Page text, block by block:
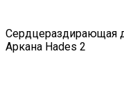
Сердцераздирающая
Аркана Hades 2